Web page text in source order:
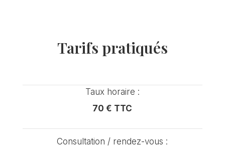
Tarifs pratiqués
Taux horaire :
70 € TTC
Consultation / rendez-vous :